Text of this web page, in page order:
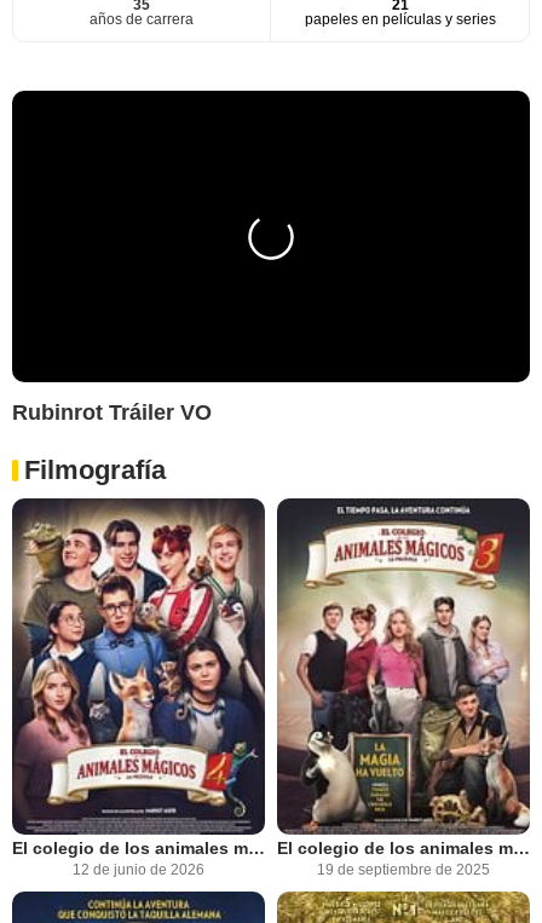
35
años de carrera
21
papeles en películas y series
Rubinrot Tráiler VO
Filmografía
El colegio de los animales mágicos 4
12 de junio de 2026
El colegio de los animales mágicos 3
19 de septiembre de 2025